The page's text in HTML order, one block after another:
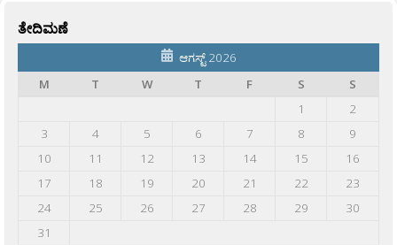
ತೇದಿಮಣೆ
ಆಗಸ್ಟ್ 2026
M
T W T F S
S
1
2
3
4 5 6 7 8
9
10
11 12 13 14 15
16
17
18 19 20 21 22
23
24
25 26 27 28 29
30
31